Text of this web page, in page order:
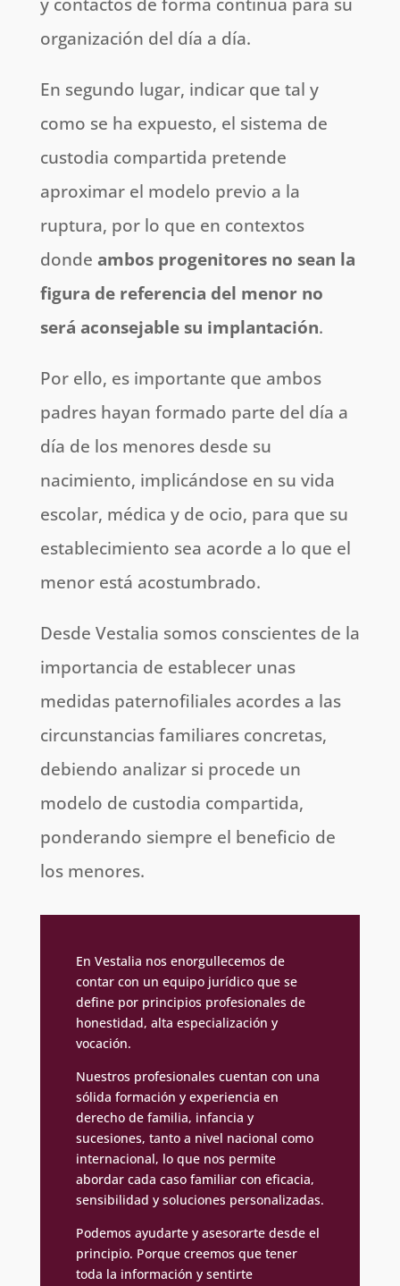
organización del día a día.
En segundo lugar, indicar que tal y
como se ha expuesto, el sistema de
custodia compartida pretende
aproximar el modelo previo a la
ruptura, por lo que en contextos
donde ambos progenitores no sean la
figura de referencia del menor no
será aconsejable su implantación.
Por ello, es importante que ambos
padres hayan formado parte del día a
día de los menores desde su
nacimiento, implicándose en su vida
escolar, médica y de ocio, para que su
establecimiento sea acorde a lo que el
menor está acostumbrado.
Desde Vestalia somos conscientes de la
importancia de establecer unas
medidas paternofiliales acordes a las
circunstancias familiares concretas,
debiendo analizar si procede un
modelo de custodia compartida,
ponderando siempre el beneficio de
los menores.
En Vestalia nos enorgullecemos de
contar con un equipo jurídico que se
define por principios profesionales de
honestidad, alta especialización y
vocación.
Nuestros profesionales cuentan con una
sólida formación y experiencia en
derecho de familia, infancia y
sucesiones, tanto a nivel nacional como
internacional, lo que nos permite
abordar cada caso familiar con eficacia,
sensibilidad y soluciones personalizadas.
Podemos ayudarte y asesorarte desde el
principio. Porque creemos que tener
toda la información y sentirte